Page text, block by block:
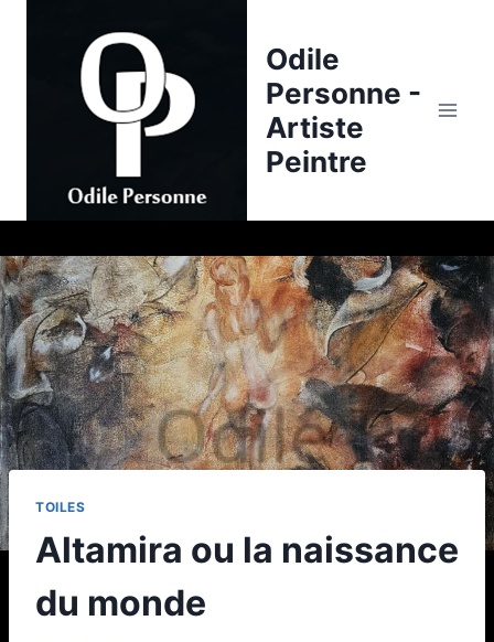
Odile
Personne -
Artiste
Peintre
TOILES
Altamira ou la naissance
du monde